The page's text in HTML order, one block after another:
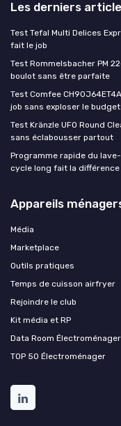
Les derniers
Test Tefal Multi Delices
fait le job
Test Rommelsbacher PM
boulot sans être parfaite
Test Comfee
job sans exploser le budget
Test Kränzle UFO Round
sans éclabousser partout
Programme rapide du
cycle long fait la différence
Appareils
Média
Marketplace
Outils pratiques
Temps de cuisson airfryer
Rejoindre le club
Kit média et RP
Data Room Électroménager
TOP 50 Électroménager